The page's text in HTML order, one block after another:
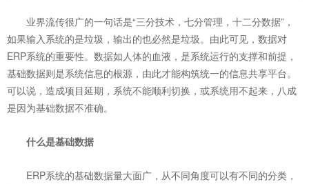
业界流传很广的一句话是“三分技术，七分管理，十二分数据”，
如果输入系统的是垃圾，输出的也必然是垃圾。由此可见，数据对
ERP系统的重要性。数据如人体的血液，是系统运行的支撑和前提，
基础数据则是系统信息的根源，由此才能构筑统一的信息共享平台。
可以说，造成项目延期，系统不能顺利切换，或系统用不起来，八成
是因为基础数据不准确。
什么是基础数据
ERP系统的基础数据量大面广，从不同角度可以有不同的分类，